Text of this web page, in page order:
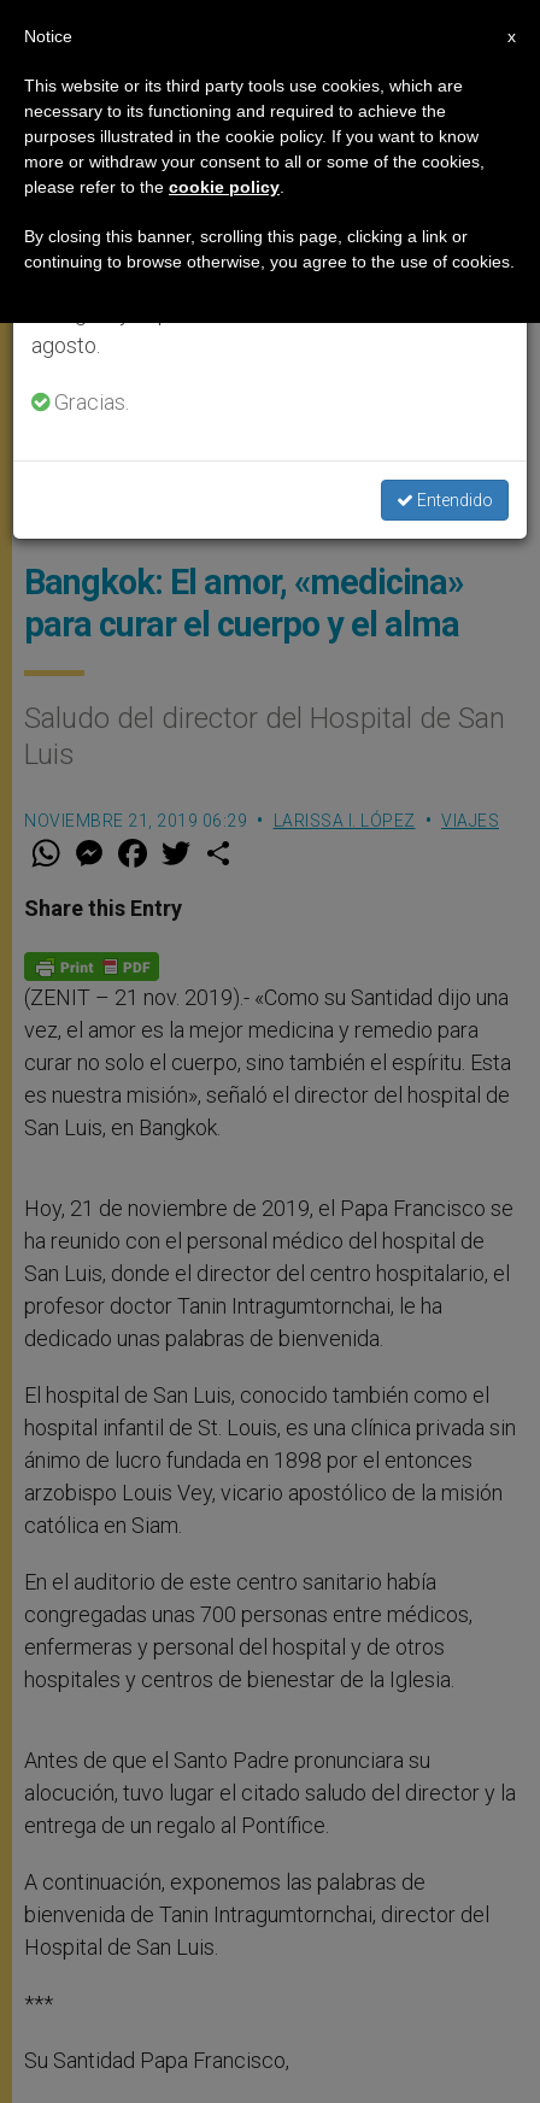
VIAJES
Visita Del Papa Al Hospital De San Luis, En Bangkok © Zenit/Deborah
Castellano
Bangkok: El amor, «medicina»
para curar el cuerpo y el alma
Saludo del director del Hospital de San
Luis
NOVIEMBRE 21, 2019 06:29 LARISSA I. LÓPEZ VIAJES
W
t
s
p
p
M
e
s
e
g
e
F
a
e
b
o
k
w
Share this Entry
(ZENIT – 21 nov. 2019).- «Como su Santidad dijo una
vez, el amor es la mejor medicina y remedio para
curar no solo el cuerpo, sino también el espíritu. Esta
es nuestra misión», señaló el director del hospital de
San Luis, en Bangkok.
Hoy, 21 de noviembre de 2019, el Papa Francisco se
ha reunido con el personal médico del hospital de
San Luis, donde el director del centro hospitalario, el
profesor doctor Tanin Intragumtornchai, le ha
dedicado unas palabras de bienvenida.
El hospital de San Luis, conocido también como el
hospital infantil de St. Louis, es una clínica privada sin
ánimo de lucro fundada en 1898 por el entonces
arzobispo Louis Vey, vicario apostólico de la misión
católica en Siam.
En el auditorio de este centro sanitario había
congregadas unas 700 personas entre médicos,
enfermeras y personal del hospital y de otros
hospitales y centros de bienestar de la Iglesia.
Antes de que el Santo Padre pronunciara su
alocución, tuvo lugar el citado saludo del director y la
entrega de un regalo al Pontífice.
A continuación, exponemos las palabras de
bienvenida de Tanin Intragumtornchai, director del
Hospital de San Luis.
***
Su Santidad Papa Francisco,
×
Aviso importante
Del 27 de julio al 7 de agosto haremos la pausa
anual, aprovechando que en el periodo de verano
se generan menos informaciones y también el
agosto.
Gracias.
Entendido
x
Notice
This website or its third party tools use cookies, which are
necessary to its functioning and required to achieve the
purposes illustrated in the cookie policy. If you want to know
more or withdraw your consent to all or some of the cookies,
please refer to the cookie policy
By closing this banner, scrolling this page, clicking a link or
continuing to browse otherwise, you agree to the use of cookies.